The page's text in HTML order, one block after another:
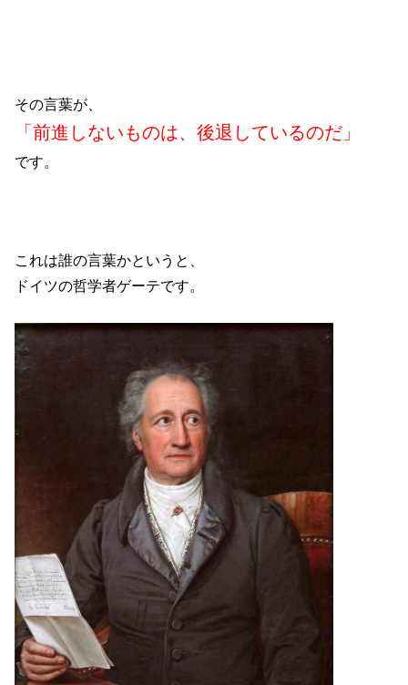
その言葉が、
「前進しないものは、後退しているのだ」
です。
これは誰の言葉かというと、
ドイツの哲学者ゲーテです。